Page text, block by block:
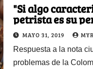
"Si algo
petrista es su
adversidad"
MAYO 31, 2019
Respuesta a la nota
problemas de la